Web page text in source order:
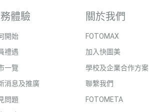
體驗
開始
禮遇
一覽
消息及推廣
問題
關於我們
FOTOMAX
加入快圖美
學校及企業合作方案
聯繫我們
FOTOMETA